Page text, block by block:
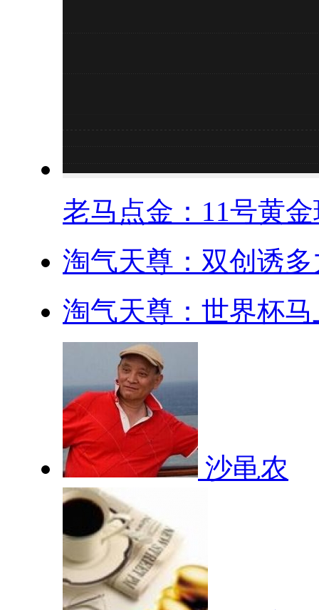
老马点金：11号黄金
淘气天尊：双创诱
淘气天尊：世界杯
沙黾农